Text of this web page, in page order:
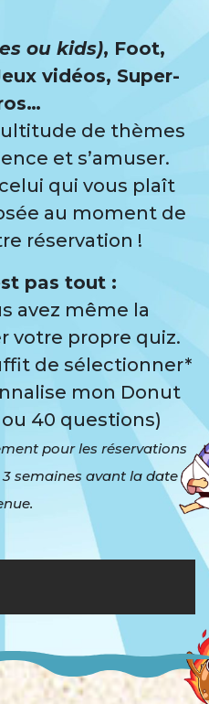
ou kids), Foot,
vidéos, Super-
de thèmes
et s’amuser.
qui vous plaît
au moment de
réservation !
pas tout :
avez même la
votre propre quiz.
de sélectionner*
mon Donut
ou 40 questions)
pour les réservations
semaines avant la date